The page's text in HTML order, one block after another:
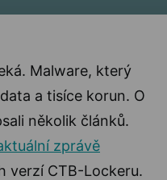
Malware, který
a tisíce korun. O
několik článků.
zprávě
verzí CTB-Lockeru.